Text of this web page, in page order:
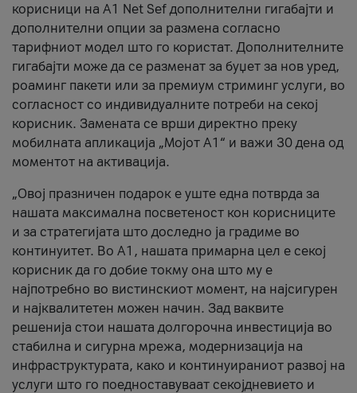
корисници на A1 Net Sef дополнителни гигабајти и
дополнителни опции за размена согласно
тарифниот модел што го користат. Дополнителните
гигабајти може да се разменат за буџет за нов уред,
роаминг пакети или за премиум стриминг услуги, во
согласност со индивидуалните потреби на секој
корисник. Замената се врши директно преку
мобилната апликација „Мојот А1“ и важи 30 дена од
моментот на активација.
„Овој празничен подарок е уште една потврда за
нашата максимална посветеност кон корисниците
и за стратегијата што доследно ја градиме во
континуитет. Во А1, нашата примарна цел е секој
корисник да го добие токму она што му е
најпотребно во вистинскиот момент, на најсигурен
и најквалитетен можен начин. Зад ваквите
решенија стои нашата долгорочна инвестиција во
стабилна и сигурна мрежа, модернизација на
инфраструктурата, како и континуираниот развој на
услуги што го поедноставуваат секојдневието и